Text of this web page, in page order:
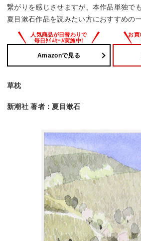
繋がりを感じさせますが、本作品単独で
夏目漱石作品を読みたい方におすすめの
Amazonで見る
草枕
新潮社 著者：夏目漱石